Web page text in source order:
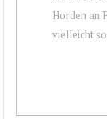
Horden an
vielleicht